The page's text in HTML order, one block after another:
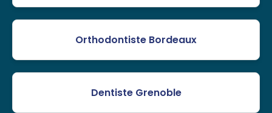
Orthodontiste Bordeaux
Dentiste Grenoble